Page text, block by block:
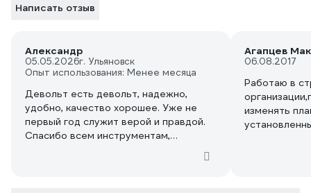
Написать отзыв
Александр
05.05.2026г. Ульяновск
Опыт использования: Менее месяца
Девольт есть девольт, надежно,
удобно, качество хорошее. Уже не
первый год служит верой и правдой.
Спасибо всем инструментам,
Агапцев
06.08.2017
Работаю в
изменять